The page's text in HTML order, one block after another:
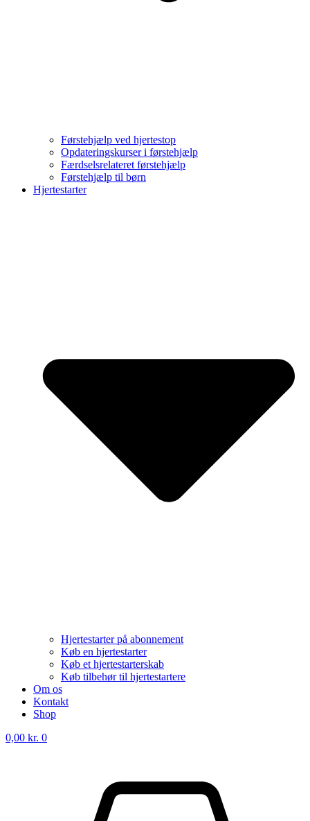
Førstehjælp ved hjertestop
Opdateringskurser i førstehjælp
Færdselsrelateret førstehjælp
Førstehjælp til børn
Hjertestarter
Hjertestarter på abonnement
Køb en hjertestarter
Køb et hjertestarterskab
Køb tilbehør til hjertestartere
Om os
Kontakt
Shop
0,00 kr. 0